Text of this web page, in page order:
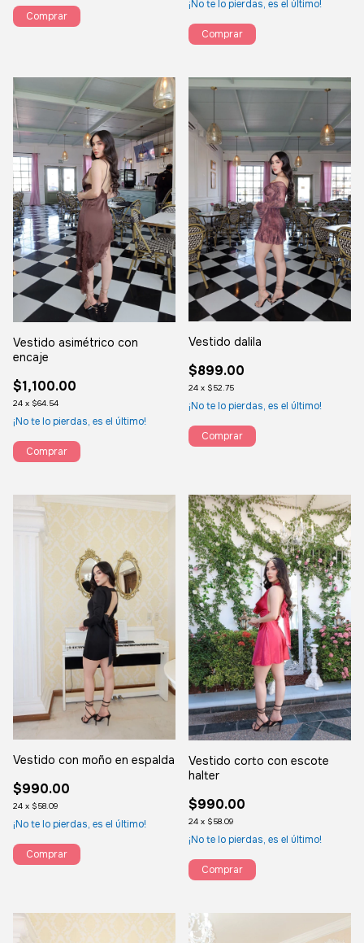
Comprar
¡No te lo pierdas, es el último!
Comprar
Vestido asimétrico con
encaje
$1,100.00
24 x $64.54
¡No te lo pierdas, es el último!
Comprar
Vestido dalila
$899.00
24 x $52.75
¡No te lo pierdas, es el último!
Comprar
Vestido con moño en espalda
$990.00
24 x $58.09
¡No te lo pierdas, es el último!
Comprar
Vestido corto con escote
halter
$990.00
24 x $58.09
¡No te lo pierdas, es el último!
Comprar